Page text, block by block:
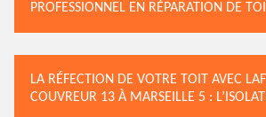
PROFESSIONNEL EN RÉPARATION DE
LA RÉFECTION DE VOTRE TOIT AVEC
COUVREUR 13 À MARSEILLE 5 :